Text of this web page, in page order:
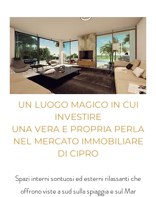
UN LUOGO MAGICO IN CUI
INVESTIRE
UNA VERA E PROPRIA PERLA
NEL MERCATO IMMOBILIARE
DI CIPRO
Spazi interni sontuosi ed esterni rilassanti che
offrono viste a sud sulla spiaggia e sul Mar